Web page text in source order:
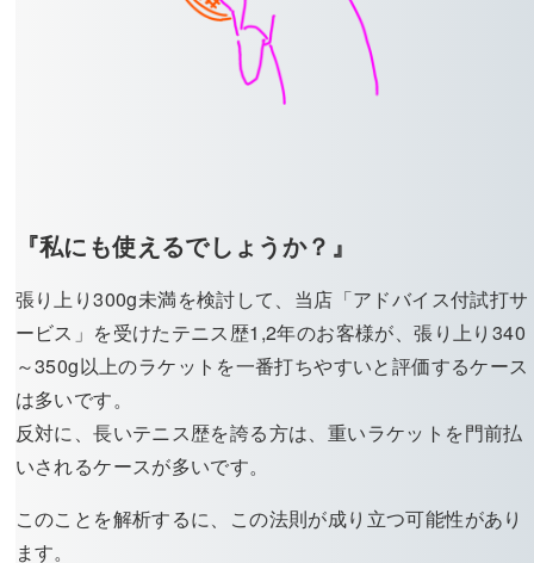
『私にも使えるでしょうか？』
張り上り300g未満を検討して、当店「アドバイス付試打サ
ービス」を受けたテニス歴1,2年のお客様が、張り上り340
～350g以上のラケットを一番打ちやすいと評価するケース
は多いです。
反対に、長いテニス歴を誇る方は、重いラケットを門前払
いされるケースが多いです。
このことを解析するに、この法則が成り立つ可能性があり
ます。